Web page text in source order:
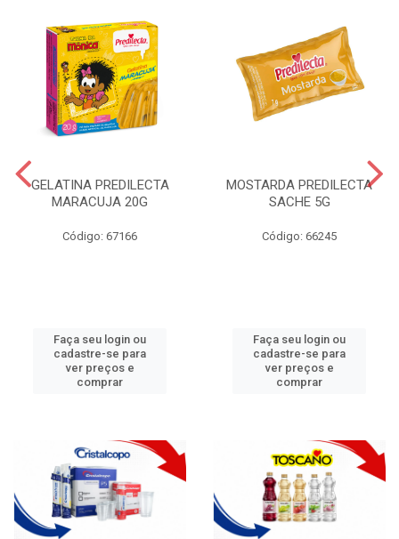
GELATINA PREDILECTA
MARACUJA 20G
Código: 67166
Faça seu login ou
cadastre-se para
ver preços e
comprar
MOSTARDA PREDILECTA
SACHE 5G
Código: 66245
Faça seu login ou
cadastre-se para
ver preços e
comprar